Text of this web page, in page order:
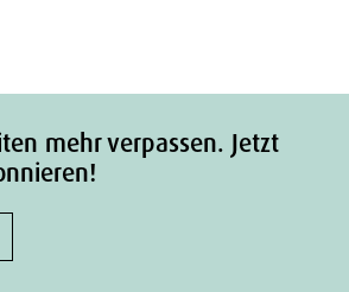
mehr verpassen. Jetzt